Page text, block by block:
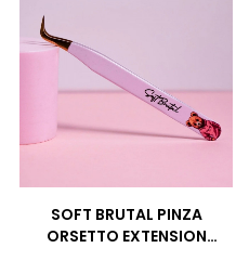
SOFT BRUTAL PINZA
ORSETTO EXTENSION